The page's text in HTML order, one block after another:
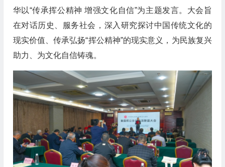
华以“传承挥公精神 增强文化自信”为主题发言。大会旨
在对话历史、服务社会，深入研究探讨中国传统文化的
现实价值、传承弘扬“挥公精神”的现实意义，为民族复兴
助力、为文化自信铸魂。